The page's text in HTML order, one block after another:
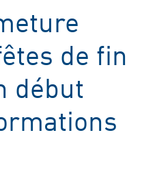
de fin
début